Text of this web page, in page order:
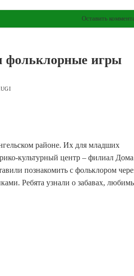
Оставить
фольклорные игры
районе. Их для младших
культурный центр – филиал Дома
познакомить с фольклором
Ребята узнали о забавах,